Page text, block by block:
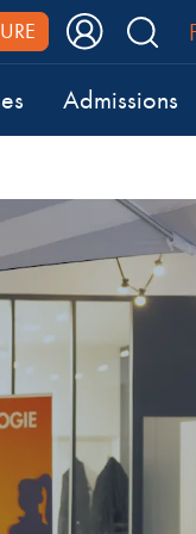
Admissions